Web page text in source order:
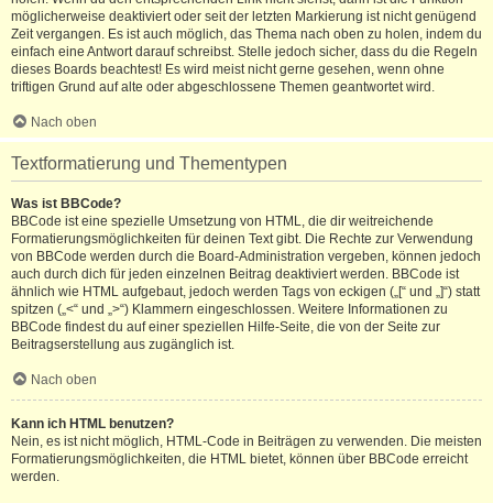
möglicherweise deaktiviert oder seit der letzten Markierung ist nicht genügend
Zeit vergangen. Es ist auch möglich, das Thema nach oben zu holen, indem du
einfach eine Antwort darauf schreibst. Stelle jedoch sicher, dass du die Regeln
dieses Boards beachtest! Es wird meist nicht gerne gesehen, wenn ohne
triftigen Grund auf alte oder abgeschlossene Themen geantwortet wird.
Nach oben
Textformatierung und Thementypen
Was ist BBCode?
BBCode ist eine spezielle Umsetzung von HTML, die dir weitreichende
Formatierungsmöglichkeiten für deinen Text gibt. Die Rechte zur Verwendung
von BBCode werden durch die Board-Administration vergeben, können jedoch
auch durch dich für jeden einzelnen Beitrag deaktiviert werden. BBCode ist
ähnlich wie HTML aufgebaut, jedoch werden Tags von eckigen („[“ und „]“) statt
spitzen („<“ und „>“) Klammern eingeschlossen. Weitere Informationen zu
BBCode findest du auf einer speziellen Hilfe-Seite, die von der Seite zur
Beitragserstellung aus zugänglich ist.
Nach oben
Kann ich HTML benutzen?
Nein, es ist nicht möglich, HTML-Code in Beiträgen zu verwenden. Die meisten
Formatierungsmöglichkeiten, die HTML bietet, können über BBCode erreicht
werden.